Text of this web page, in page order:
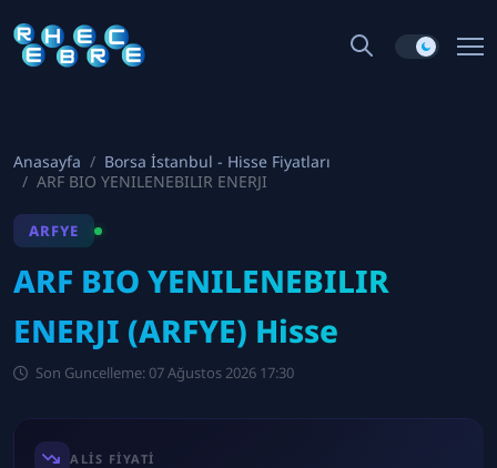
Anasayfa
Borsa İstanbul - Hisse Fiyatları
ARF BIO YENILENEBILIR ENERJI
ARFYE
ARF BIO YENILENEBILIR
ENERJI (ARFYE) Hisse
Son Guncelleme: 07 Ağustos 2026 17:30
ALIS FIYATI